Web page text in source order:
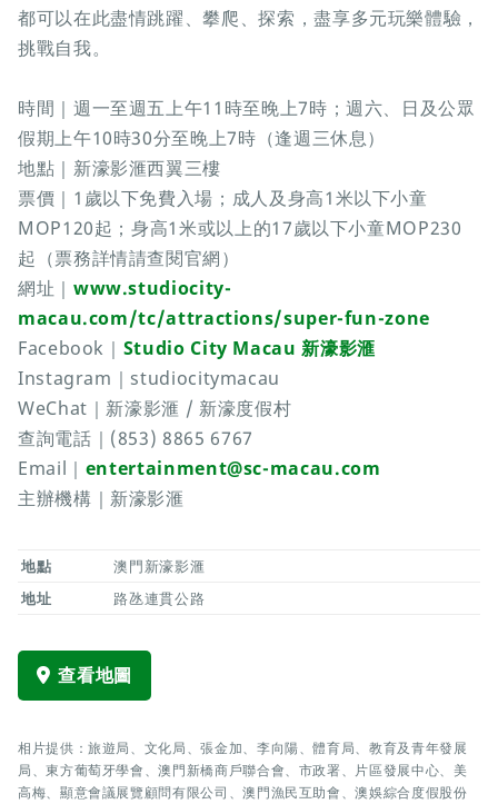
都可以在此盡情跳躍、攀爬、探索，盡享多元玩樂體驗，
挑戰自我。
時間｜週一至週五上午11時至晚上7時；週六、日及公眾
假期上午10時30分至晚上7時（逢週三休息）
地點｜新濠影滙西翼三樓
票價｜1歲以下免費入場；成人及身高1米以下小童
MOP120起；身高1米或以上的17歲以下小童MOP230
起（票務詳情請查閱官網）
網址｜ www.studiocity-
macau.com/tc/attractions/super-fun-zone
Facebook｜ Studio City Macau 新濠影滙
Instagram｜studiocitymacau
WeChat｜新濠影滙 / 新濠度假村
查詢電話｜(853) 8865 6767
Email｜ entertainment@sc-macau.com
主辦機構｜新濠影滙
地點
澳門新濠影滙
地址
路氹連貫公路
查看地圖
相片提供：旅遊局、文化局、張金加、李向陽、體育局、教育及青年發展
局、東方葡萄牙學會、澳門新橋商戶聯合會、市政署、片區發展中心、美
高梅、顯意會議展覽顧問有限公司、澳門漁民互助會、澳娛綜合度假股份